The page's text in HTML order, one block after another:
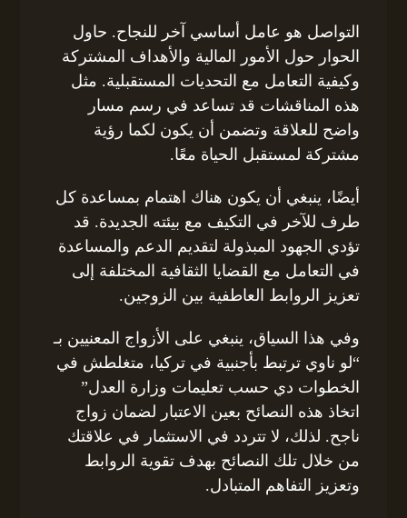
التواصل هو عامل أساسي آخر للنجاح. حاول
الحوار حول الأمور المالية والأهداف المشتركة
وكيفية التعامل مع التحديات المستقبلية. مثل
هذه المناقشات قد تساعد في رسم مسار
واضح للعلاقة وتضمن أن يكون لكما رؤية
مشتركة لمستقبل الحياة معًا.
أيضًا، ينبغي أن يكون هناك اهتمام بمساعدة كل
طرف للآخر في التكيف مع بيئته الجديدة. قد
تؤدي الجهود المبذولة لتقديم الدعم والمساعدة
في التعامل مع القضايا الثقافية المختلفة إلى
تعزيز الروابط العاطفية بين الزوجين.
وفي هذا السياق، ينبغي على الأزواج المعنيين بـ
“لو ناوي ترتبط بأجنبية في تركيا، متغلطش في
الخطوات دي حسب تعليمات وزارة العدل”
اتخاذ هذه النصائح بعين الاعتبار لضمان زواج
ناجح. لذلك، لا تتردد في الاستثمار في علاقتك
من خلال تلك النصائح بهدف تقوية الروابط
وتعزيز التفاهم المتبادل.